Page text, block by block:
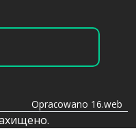
Opracowano 16.web